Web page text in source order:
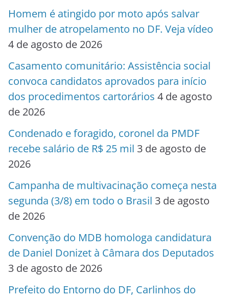
Homem é atingido por moto após salvar
mulher de atropelamento no DF. Veja vídeo
4 de agosto de 2026
Casamento comunitário: Assistência social
convoca candidatos aprovados para início
dos procedimentos cartorários 4 de agosto
de 2026
Condenado e foragido, coronel da PMDF
recebe salário de R$ 25 mil 3 de agosto de
2026
Campanha de multivacinação começa nesta
segunda (3/8) em todo o Brasil 3 de agosto
de 2026
Convenção do MDB homologa candidatura
de Daniel Donizet à Câmara dos Deputados
3 de agosto de 2026
Prefeito do Entorno do DF, Carlinhos do